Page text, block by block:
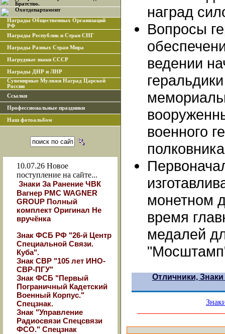
Братство.
Охотдепартамент
Награды Общественных Организаций
РФ
Награды Республик и Стран СНГ
Награды Разных Стран Мира
Нагрудные знаки СССР
Награды ДНР и ЛНР
Сувенирные Муляжи Наград Царской
России
Ссылки
Профессиональные праздники
Наш фотоальбом
10.07.26 Новое
поступление на сайте...
Знаки За Ранение ЧВК
Вагнер РМС WAGNER
GROUP Полный
комплект Оригинал Не
вручёнка
Знак ФСБ РФ "26-й Центр
Специальной Связи.
Куба".
Знак СВР "105 лет ИНО-
СВР-ПГУ"
Знак ФСБ "Первый
Пограничный Кадетский
Военный Корпус."
Спецзнак.
Знак "Управление
Радиосвязи Спецсвязи
ФСО." Спецзнак
наград
Вопросы
ведении
военного
монетном
время
медалей
Отличники,